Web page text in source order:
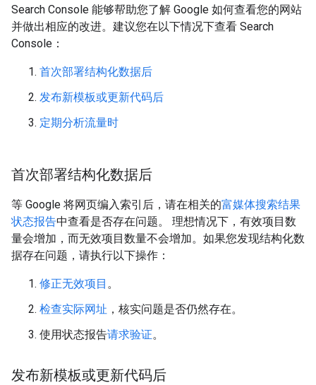
Search Console 能够帮助您了解 Google 如何查看您的网站
并做出相应的改进。建议您在以下情况下查看 Search
Console：
首次部署结构化数据后
发布新模板或更新代码后
定期分析流量时
首次部署结构化数据后
等 Google 将网页编入索引后，请在相关的富媒体搜索结果
状态报告中查看是否存在问题。 理想情况下，有效项目数
量会增加，而无效项目数量不会增加。如果您发现结构化数
据存在问题，请执行以下操作：
修正无效项目 。
检查实际网址 ，核实问题是否仍然存在。
使用状态报告请求验证。
发布新模板或更新代码后